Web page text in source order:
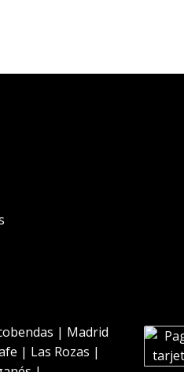
| Madrid
| Las Rozas |